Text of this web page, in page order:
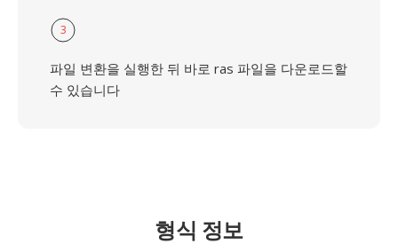
3
파일 변환을 실행한 뒤 바로 ras 파일을 다운로드할
수 있습니다
형식 정보